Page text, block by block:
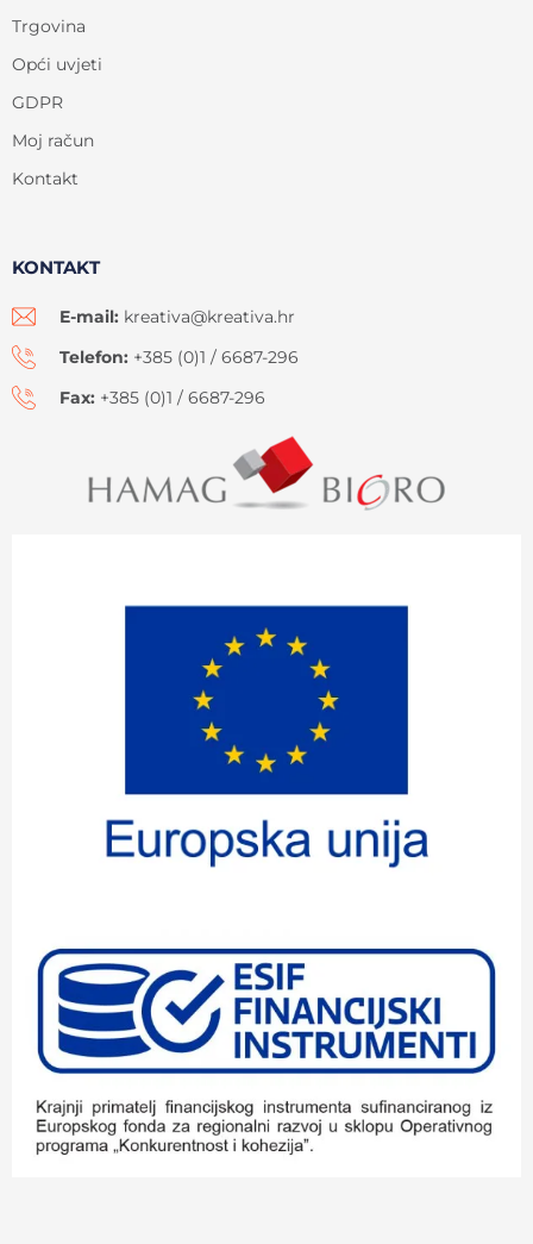
Trgovina
Opći uvjeti
GDPR
Moj račun
Kontakt
KONTAKT
E-mail: kreativa@kreativa.hr
Telefon: +385 (0)1 / 6687-296
Fax: +385 (0)1 / 6687-296